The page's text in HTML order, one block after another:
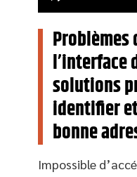
Problèmes
l’interface
solutions
identifier
bonne
Impossible